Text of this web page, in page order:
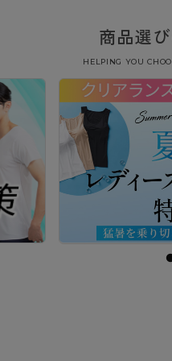
商品選
HELPING YOU